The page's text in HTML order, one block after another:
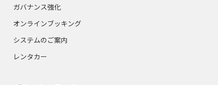
ガバナンス強化
オンラインブッキング
システムのご案内
レンタカー